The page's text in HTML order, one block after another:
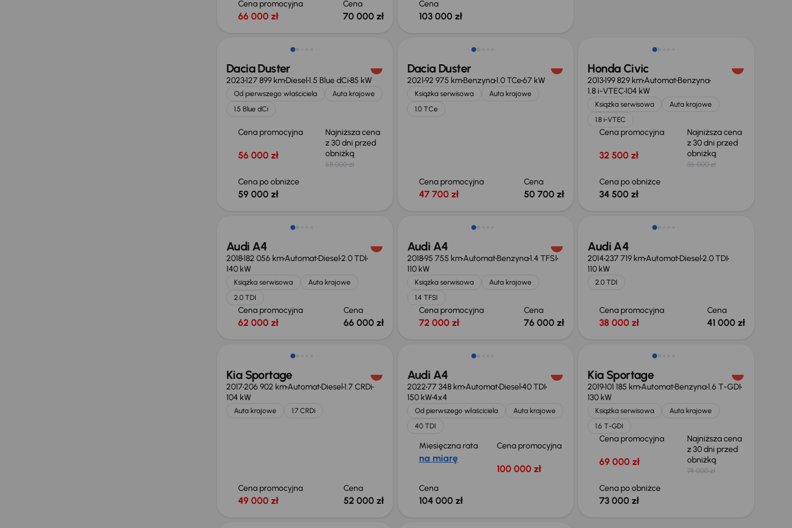
Cena promocyjna
66 000 zł
Cena
70 000 zł
Cena
103 000 zł
Możliwość odliczenia VAT
Dacia Duster
2023127 899 kmDiesel1.5 Blue dCi85 kW
Od pierwszego właściciela
Auta krajowe
1.5 Blue dCi
Cena promocyjna
56 000 zł
Najniższa cena
z 30 dni przed
obniżką
58 000 zł
Cena po obniżce
59 000 zł
Dacia Duster
202192 975 kmBenzyna1.0 TCe67 kW
Książka serwisowa
Auta krajowe
1.0 TCe
Cena promocyjna
47 700 zł
Cena
50 700 zł
Honda Civic
2013199 829 kmAutomatBenzyna
1.8 i-VTEC104 kW
Książka serwisowa
Auta krajowe
1.8 i-VTEC
Cena promocyjna
32 500 zł
Najniższa cena
z 30 dni przed
obniżką
36 000 zł
Cena po obniżce
34 500 zł
Audi A4
2018182 056 kmAutomatDiesel2.0 TDI
140 kW
Książka serwisowa
Auta krajowe
2.0 TDI
Cena promocyjna
62 000 zł
Cena
66 000 zł
Możliwość odliczenia VAT
Audi A4
201895 755 kmAutomatBenzyna1.4 TFSI
110 kW
Książka serwisowa
Auta krajowe
1.4 TFSI
Cena promocyjna
72 000 zł
Cena
76 000 zł
Audi A4
2014237 719 kmAutomatDiesel2.0 TDI
110 kW
2.0 TDI
Cena promocyjna
38 000 zł
Cena
41 000 zł
Kia Sportage
2017206 902 kmAutomatDiesel1.7 CRDi
104 kW
Auta krajowe 1.7 CRDi
Cena promocyjna
49 000 zł
Cena
52 000 zł
Możliwość odliczenia VAT
Audi A4
202277 348 kmAutomatDiesel40 TDI
150 kW4x4
Od pierwszego właściciela
Auta krajowe
40 TDI
Miesięczna rata
na miarę
Cena promocyjna
100 000 zł
Cena
104 000 zł
Taniej o 1 000 zł
Kia Sportage
2019101 185 kmAutomatBenzyna1.6 T-GDI
130 kW
Książka serwisowa
Auta krajowe
1.6 T-GDI
Cena promocyjna
69 000 zł
Najniższa cena
z 30 dni przed
obniżką
74 000 zł
Cena po obniżce
73 000 zł
Taniej o 1 000 zł